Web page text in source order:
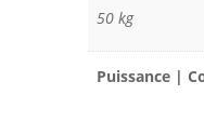
50 kg
Puissance |